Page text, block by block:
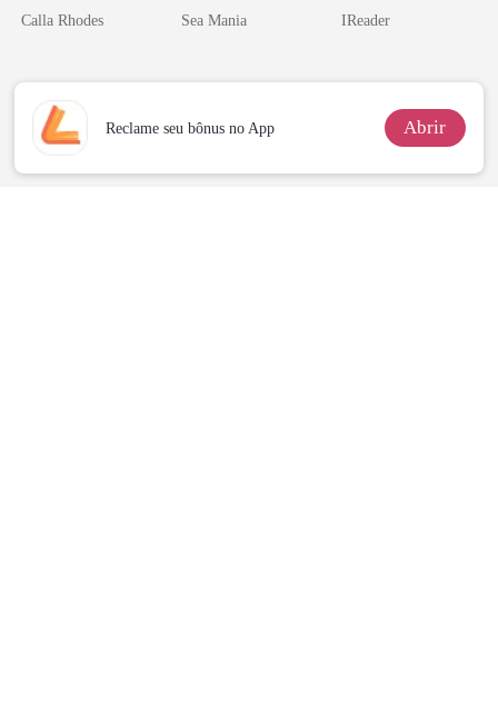
obsessão eterna
Calla Rhodes Sea Mania
reconquistar!
IReader
Reclame seu bônus no App Abrir